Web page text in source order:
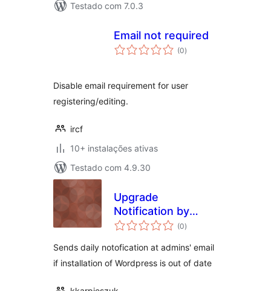
Testado com 7.0.3
Email not required
(0avaliações
totais
)
Disable email requirement for user
registering/editing.
ircf
10+ instalações ativas
Testado com 4.9.30
Upgrade
Notification by
Email
(0avaliações
totais
)
Sends daily notofication at admins' email
if installation of Wordpress is out of date